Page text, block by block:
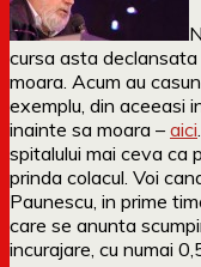
cursa asta
moara. Acum au
exemplu, din aceeasi
inainte sa moara – aici
spitalului mai ceva ca
prinda colacul. Voi
Paunescu, in prime
care se anunta
incurajare, cu numai